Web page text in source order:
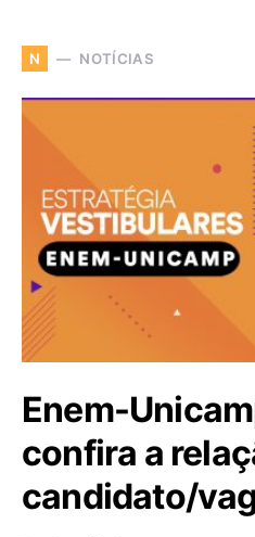
N NOTÍCIAS
Enem-
confira a
candidato/